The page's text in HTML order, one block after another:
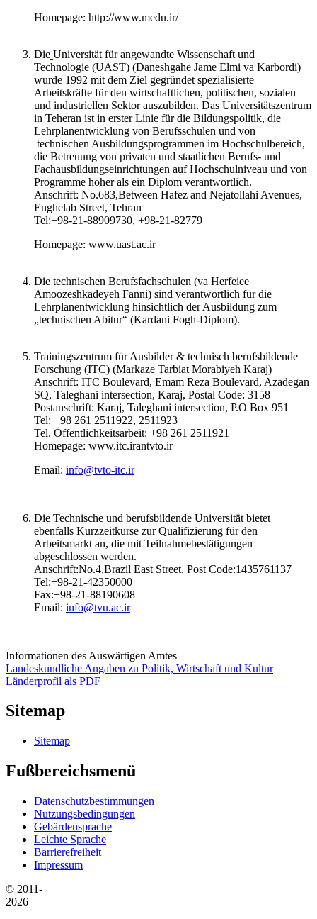
Homepage: http://www.medu.ir/
Die Universität für angewandte Wissenschaft und
Technologie (UAST) (Daneshgahe Jame Elmi va Karbordi)
wurde 1992 mit dem Ziel gegründet spezialisierte
Arbeitskräfte für den wirtschaftlichen, politischen, sozialen
und industriellen Sektor auszubilden. Das Universitätszentrum
in Teheran ist in erster Linie für die Bildungspolitik, die
Lehrplanentwicklung von Berufsschulen und von
technischen Ausbildungsprogrammen im Hochschulbereich,
die Betreuung von privaten und staatlichen Berufs- und
Fachausbildungseinrichtungen auf Hochschulniveau und von
Programme höher als ein Diplom verantwortlich.
Anschrift: No.683,Between Hafez and Nejatollahi Avenues,
Enghelab Street, Tehran
Tel:+98-21-88909730, +98-21-82779
Homepage: www.uast.ac.ir
Die technischen Berufsfachschulen (va Herfeiee
Amoozeshkadeyeh Fanni) sind verantwortlich für die
Lehrplanentwicklung hinsichtlich der Ausbildung zum
„technischen Abitur“ (Kardani Fogh-Diplom).
Trainingszentrum für Ausbilder & technisch berufsbildende
Forschung (ITC) (Markaze Tarbiat Morabiyeh Karaj)
Anschrift: ITC Boulevard, Emam Reza Boulevard, Azadegan
SQ, Taleghani intersection, Karaj, Postal Code: 3158
Postanschrift: Karaj, Taleghani intersection, P.O Box 951
Tel: +98 261 2511922, 2511923
Tel. Öffentlichkeitsarbeit: +98 261 2511921
Homepage: www.itc.irantvto.ir
Email: info@tvto-itc.ir
Die Technische und berufsbildende Universität bietet
ebenfalls Kurzzeitkurse zur Qualifizierung für den
Arbeitsmarkt an, die mit Teilnahmebestätigungen
abgeschlossen werden.
Anschrift:No.4,Brazil East Street, Post Code:1435761137
Tel:+98-21-42350000
Fax:+98-21-88190608
Email: info@tvu.ac.ir
Informationen des Auswärtigen Amtes
Landeskundliche Angaben zu Politik, Wirtschaft und Kultur
Länderprofil als PDF
Sitemap
Sitemap
Fußbereichsmenü
Datenschutzbestimmungen
Nutzungsbedingungen
Gebärdensprache
Leichte Sprache
Barrierefreiheit
Impressum
© 2011-
2026